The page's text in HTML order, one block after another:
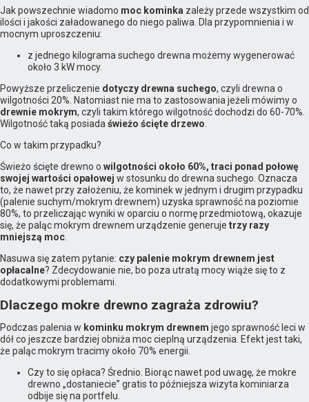
Jak powszechnie wiadomo moc kominka zależy przede wszystkim od
ilości i jakości załadowanego do niego paliwa. Dla przypomnienia i w
mocnym uproszczeniu:
z jednego kilograma suchego drewna możemy wygenerować
około 3 kW mocy.
Powyższe przeliczenie dotyczy drewna suchego, czyli drewna o
wilgotności 20%. Natomiast nie ma to zastosowania jeżeli mówimy o
drewnie mokrym, czyli takim którego wilgotność dochodzi do 60-70%.
Wilgotność taką posiada świeżo ścięte drzewo
Co w takim przypadku?
Świeżo ścięte drewno o wilgotności około 60%, traci ponad połowę
swojej wartości opałowej w stosunku do drewna suchego. Oznacza
to, że nawet przy założeniu, że kominek w jednym i drugim przypadku
(palenie suchym/mokrym drewnem) uzyska sprawność na poziomie
80%, to przeliczając wyniki w oparciu o normę przedmiotową, okazuje
się, że paląc mokrym drewnem urządzenie generuje trzy razy
mniejszą moc
Nasuwa się zatem pytanie: czy palenie mokrym drewnem jest
opłacalne? Zdecydowanie nie, bo poza utratą mocy wiąże się to z
dodatkowymi problemami.
Dlaczego mokre drewno zagraża zdrowiu?
Podczas palenia w kominku mokrym drewnem jego sprawność leci w
dół co jeszcze bardziej obniża moc cieplną urządzenia. Efekt jest taki,
że paląc mokrym tracimy około 70% energii.
Czy to się opłaca? Średnio. Biorąc nawet pod uwagę, że mokre
drewno „dostaniecie” gratis to późniejsza wizyta kominiarza
odbije się na portfelu.